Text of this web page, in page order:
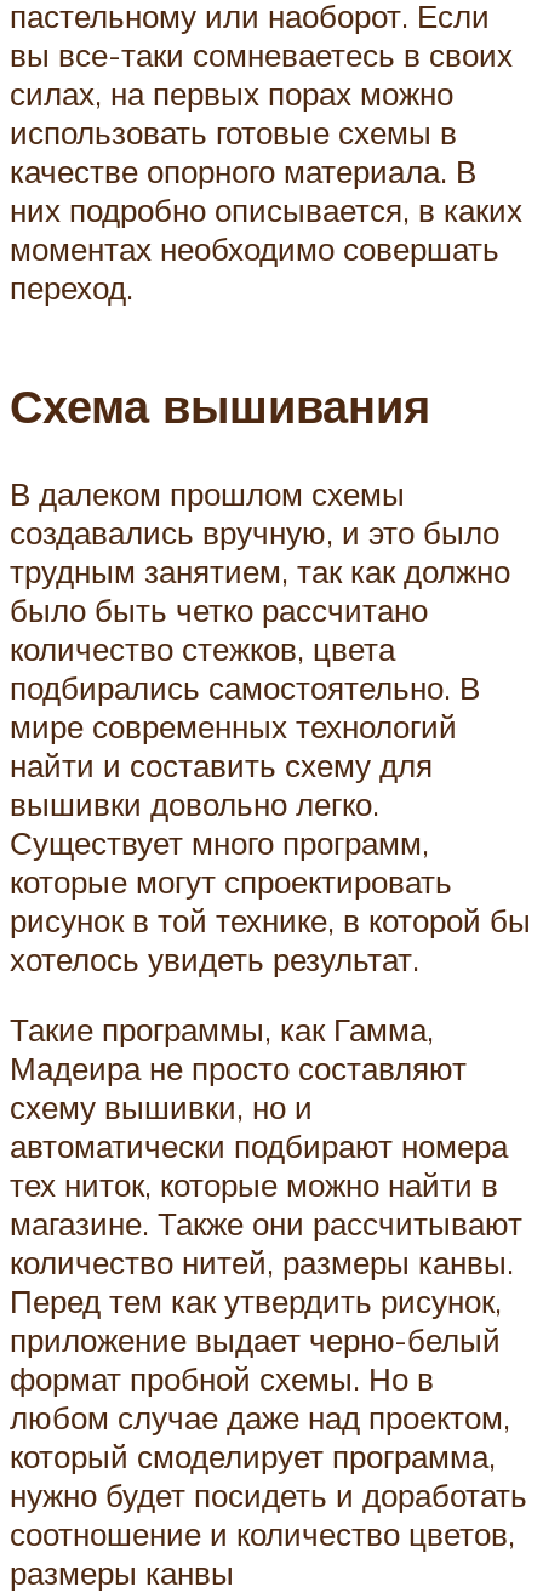
пастельному или наоборот. Если
вы все-таки сомневаетесь в своих
силах, на первых порах можно
использовать готовые схемы в
качестве опорного материала. В
них подробно описывается, в каких
моментах необходимо совершать
переход.
Схема вышивания
В далеком прошлом схемы
создавались вручную, и это было
трудным занятием, так как должно
было быть четко рассчитано
количество стежков, цвета
подбирались самостоятельно. В
мире современных технологий
найти и составить схему для
вышивки довольно легко.
Существует много программ,
которые могут спроектировать
рисунок в той технике, в которой бы
хотелось увидеть результат.
Такие программы, как Гамма,
Мадеира не просто составляют
схему вышивки, но и
автоматически подбирают номера
тех ниток, которые можно найти в
магазине. Также они рассчитывают
количество нитей, размеры канвы.
Перед тем как утвердить рисунок,
приложение выдает черно-белый
формат пробной схемы. Но в
любом случае даже над проектом,
который смоделирует программа,
нужно будет посидеть и доработать
соотношение и количество цветов,
размеры канвы